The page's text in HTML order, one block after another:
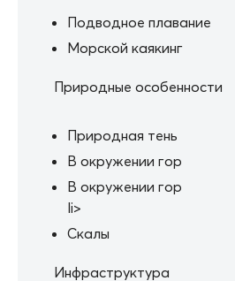
Подводное плавание
Морской каякинг
Природные особенности
Природная тень
В окружении гор
В окружении гор
li>
Скалы
Инфраструктура